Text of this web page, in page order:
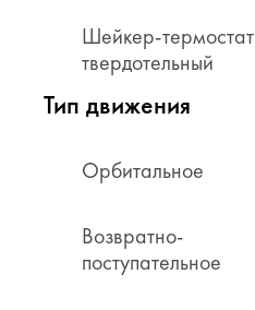
Шейкер-термостат
твердотельный
Тип движения
Орбитальное
Возвратно-
поступательное